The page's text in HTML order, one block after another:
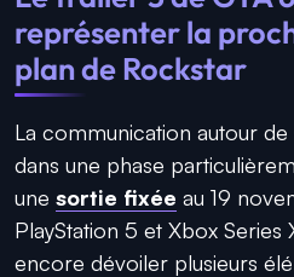
représenter la
plan de Rockstar
La communication autour
dans une phase
une sortie fixée au 19
PlayStation 5 et Xbox Series
encore dévoiler plusieurs